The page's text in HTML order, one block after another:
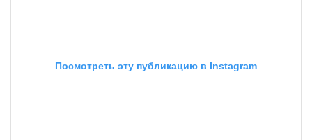
Посмотреть эту публикацию в Instagram